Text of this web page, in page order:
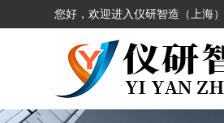
您好，欢迎进入仪研智造（上海